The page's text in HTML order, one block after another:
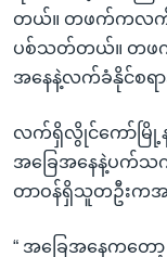
တယ်။ တဖက်ကလက်
ပစ်သတ်တယ်။ တဖက်
အနေနဲ့လက်ခံနိုင်စရာ
လက်ရှိလွိုင်ကော်မြို့န
အခြေအနေနဲ့ပက်
တာဝန်ရှိသူတဦးကအ
“ အခြေအနေကတေ